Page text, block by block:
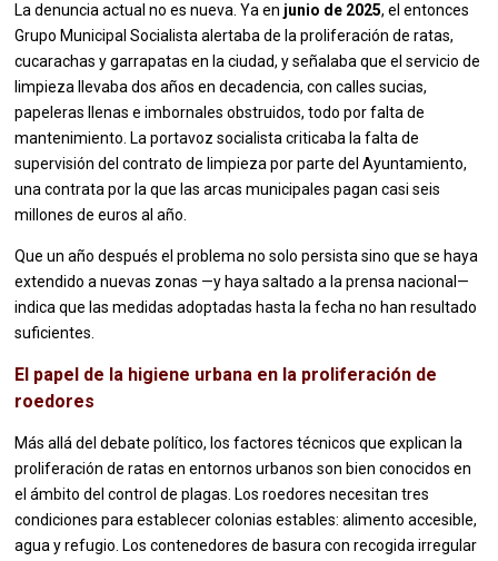
La denuncia actual no es nueva. Ya en junio de 2025, el entonces
Grupo Municipal Socialista alertaba de la proliferación de ratas,
cucarachas y garrapatas en la ciudad, y señalaba que el servicio de
limpieza llevaba dos años en decadencia, con calles sucias,
papeleras llenas e imbornales obstruidos, todo por falta de
mantenimiento. La portavoz socialista criticaba la falta de
supervisión del contrato de limpieza por parte del Ayuntamiento,
una contrata por la que las arcas municipales pagan casi seis
millones de euros al año.
Que un año después el problema no solo persista sino que se haya
extendido a nuevas zonas —y haya saltado a la prensa nacional—
indica que las medidas adoptadas hasta la fecha no han resultado
suficientes.
El papel de la higiene urbana en la proliferación de
roedores
Más allá del debate político, los factores técnicos que explican la
proliferación de ratas en entornos urbanos son bien conocidos en
el ámbito del control de plagas. Los roedores necesitan tres
condiciones para establecer colonias estables: alimento accesible,
agua y refugio. Los contenedores de basura con recogida irregular